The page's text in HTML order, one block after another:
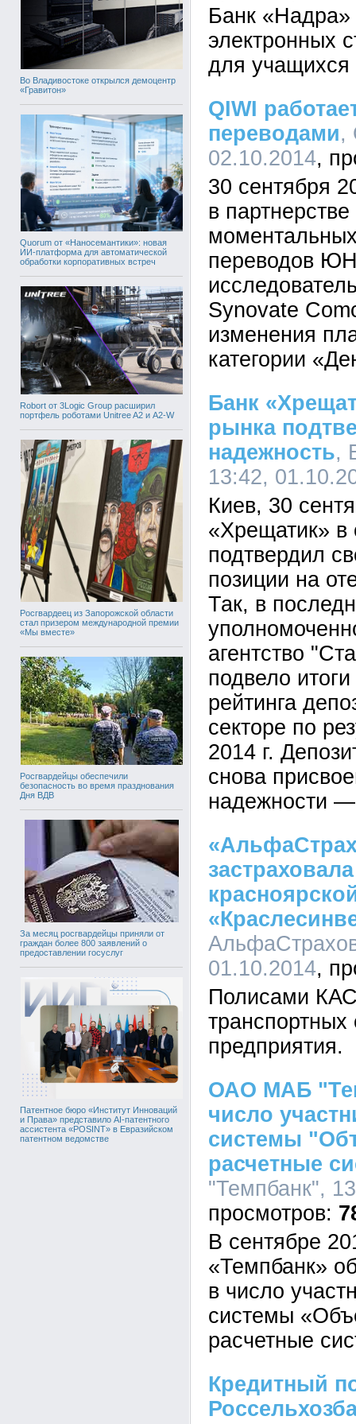
Во Владивостоке открылся демоцентр
«Гравитон»
Quorum от «Наносемантики»: новая
ИИ-платформа для автоматической
обработки корпоративных встреч
Robort от 3Logic Group расширил
портфель роботами Unitree A2 и A2-W
Росгвардеец из Запорожской области
стал призером международной премии
«Мы вместе»
Росгвардейцы обеспечили
безопасность во время празднования
Дня ВДВ
За месяц росгвардейцы приняли от
граждан более 800 заявлений о
предоставлении госуслуг
Патентное бюро «Институт Инноваций
и Права» представило AI-патентного
ассистента «POSINT» в Евразийском
патентном ведомстве
Банк «Надра»
электронных
для учащихся
QIWI
переводами,
02.10.2014
30 сентября
в
переводов
Synovate
изменения
категории
Банк
рынка
надежность,
13:42,
Киев, 30
«Хрещатик» в
подтвердил
позиции на
Так, в
агентство
подвело
рейтинга
секторе по
2014 г.
снова
надежности
01.10.2014
Полисами
транспортных
предприятия.
ОАО МАБ
число
системы
расчетные
"Темпбанк",
В сентябре
«Темпбанк»
в число
системы
расчетные
Кредитный